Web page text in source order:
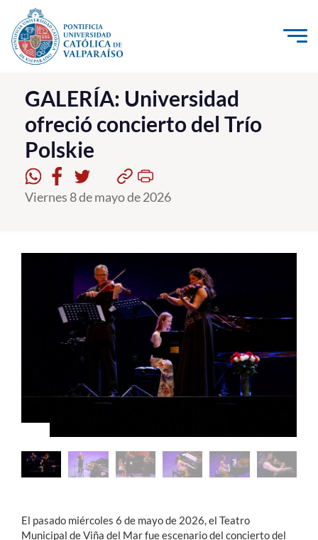
Click acá para ir directamente al contenido
La Universidad
Investigación, Creación e Innovación
PUCV Internacional
Vinculación con el Medio
Pregrado
Formación Continua
Alumni
GALERÍA: Universidad
ofreció concierto del Trío
Polskie
Viernes 8 de mayo de 2026
El pasado miércoles 6 de mayo de 2026, el Teatro
Municipal de Viña del Mar fue escenario del concierto del